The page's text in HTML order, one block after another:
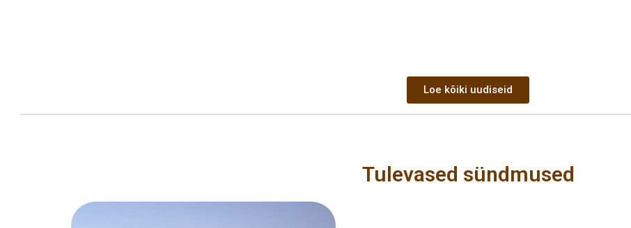
Loe kõiki uudiseid
Tulevased sündmused